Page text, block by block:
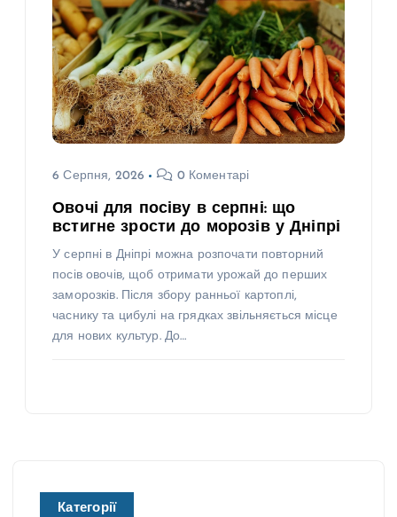
6 Серпня, 2026 0 Коментарі
Овочі для посіву в серпні: що
встигне зрости до морозів у Дніпрі
У серпні в Дніпрі можна розпочати повторний
посів овочів, щоб отримати урожай до перших
заморозків. Після збору ранньої картоплі,
часнику та цибулі на грядках звільняється місце
для нових культур. До…
Категорії